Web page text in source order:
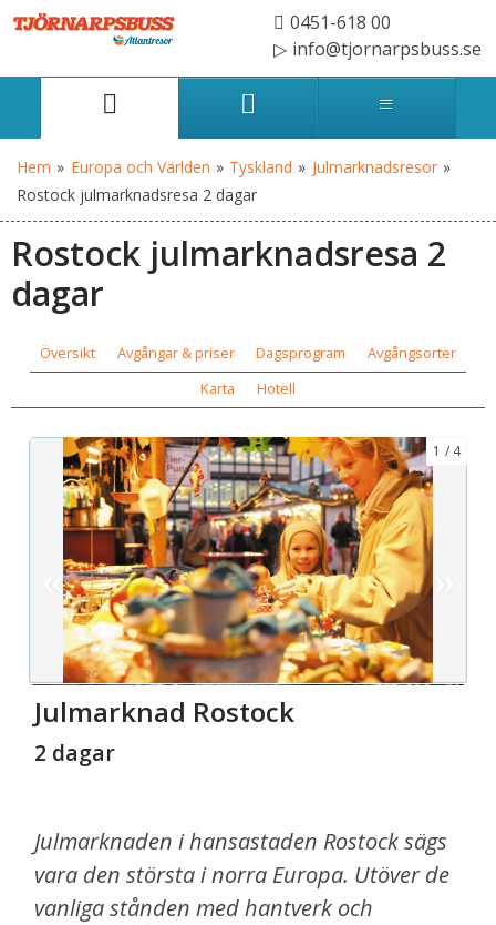
0451-618 00
info@tjornarpsbuss.se
Hem » Europa och Världen » Tyskland » Julmarknadsresor »
Rostock julmarknadsresa 2 dagar
Rostock julmarknadsresa 2
dagar
Översikt Avgångar & priser Dagsprogram
Avgångsorter
Karta
Hotell
1 4
Julmarknad Rostock
2 dagar
Julmarknaden i hansastaden Rostock sägs
vara den största i norra Europa. Utöver de
vanliga stånden med hantverk och